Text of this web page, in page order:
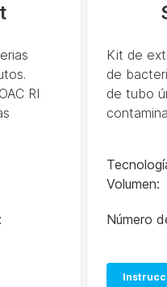
RI
Kit de
de
de tubo
Volumen:
Número